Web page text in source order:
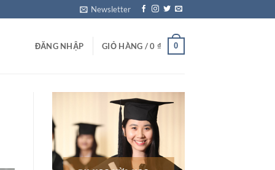
Newsletter
ĐĂNG NHẬP GIỎ HÀNG /0 ₫ 0